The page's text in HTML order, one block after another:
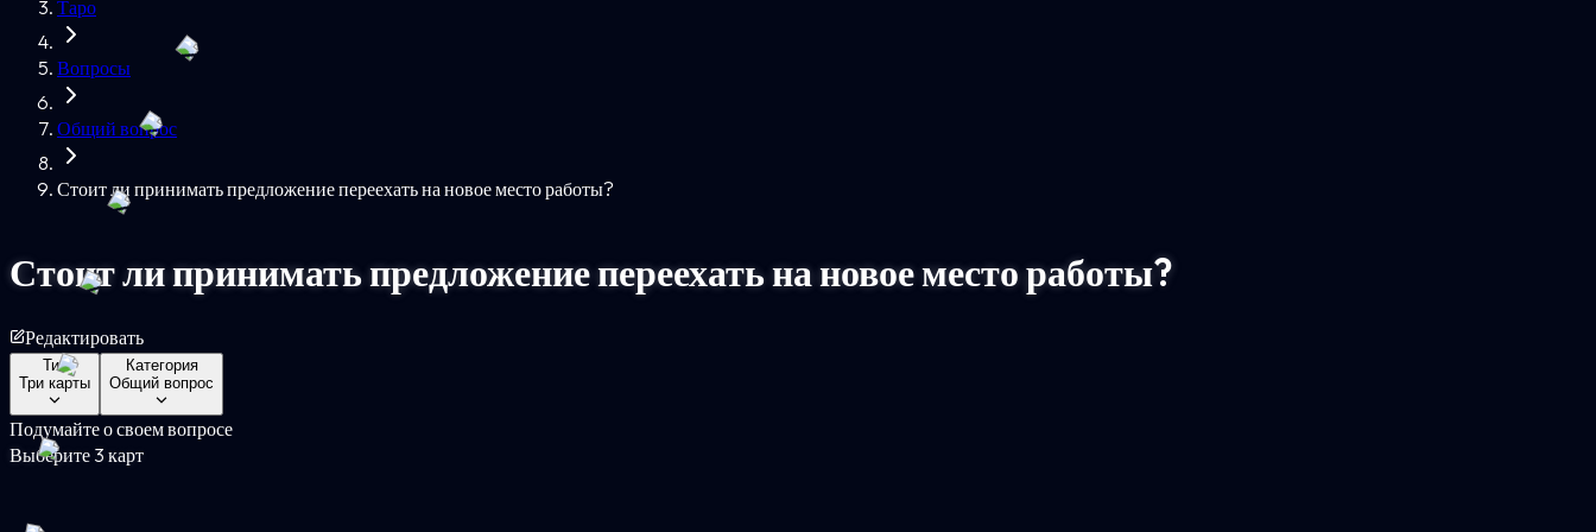
Таро
Вопросы
Общий вопрос
Стоит ли принимать предложение переехать на новое место работы?
Стоит ли принимать предложение переехать на новое место работы?
Редактировать
Тип
Три карты
Категория
Общий вопрос
Подумайте о своем вопросе
Выберите 3 карт